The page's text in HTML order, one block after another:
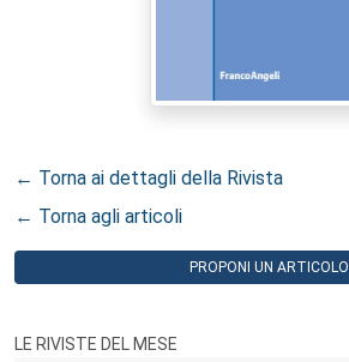
← Torna ai dettagli della Rivista
← Torna agli articoli
PROPONI UN ARTICOLO
LE RIVISTE DEL MESE